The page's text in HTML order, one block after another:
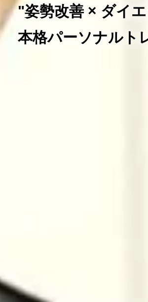
"姿勢改善 × ダイ
本格パーソナルト